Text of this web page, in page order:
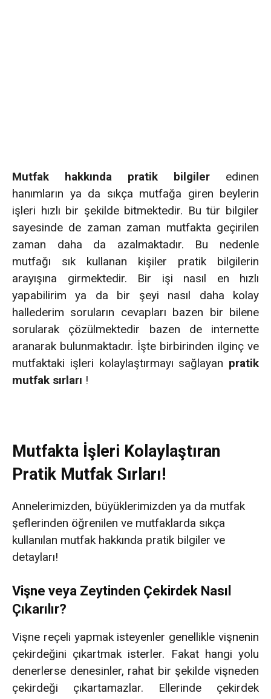
Mutfak hakkında pratik bilgiler edinen
hanımların ya da sıkça mutfağa giren beylerin
işleri hızlı bir şekilde bitmektedir. Bu tür bilgiler
sayesinde de zaman zaman mutfakta geçirilen
zaman daha da azalmaktadır. Bu nedenle
mutfağı sık kullanan kişiler pratik bilgilerin
arayışına girmektedir. Bir işi nasıl en hızlı
yapabilirim ya da bir şeyi nasıl daha kolay
hallederim soruların cevapları bazen bir bilene
sorularak çözülmektedir bazen de internette
aranarak bulunmaktadır. İşte birbirinden ilginç ve
mutfaktaki işleri kolaylaştırmayı sağlayan pratik
mutfak sırları !
Mutfakta İşleri Kolaylaştıran
Pratik Mutfak Sırları!
Annelerimizden, büyüklerimizden ya da mutfak
şeflerinden öğrenilen ve mutfaklarda sıkça
kullanılan mutfak hakkında pratik bilgiler ve
detayları!
Vişne veya Zeytinden Çekirdek Nasıl
Çıkarılır?
Vişne reçeli yapmak isteyenler genellikle vişnenin
çekirdeğini çıkartmak isterler. Fakat hangi yolu
denerlerse denesinler, rahat bir şekilde vişneden
çekirdeği çıkartamazlar. Ellerinde çekirdek